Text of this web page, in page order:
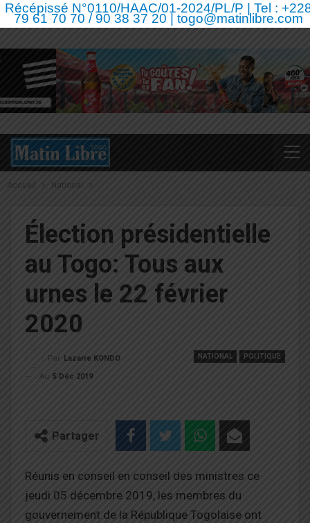
Récépissé N°0110/HAAC/01-2024/PL/P | Tel :
79 61 70 70 / 90 38 37 20 | togo@matinlibre.com
Accueil National
Élection présidentielle
au Togo: Tous aux
urnes le 22 février
2020
NATIONAL POLITIQUE
Par
Lazarre KONDO
Au 5 Déc 2019
Partager
Réunis en conseil en conseil des ministres ce
jeudi 05 décembre 2019, les membres du
gouvernement de la République Togolaise ont